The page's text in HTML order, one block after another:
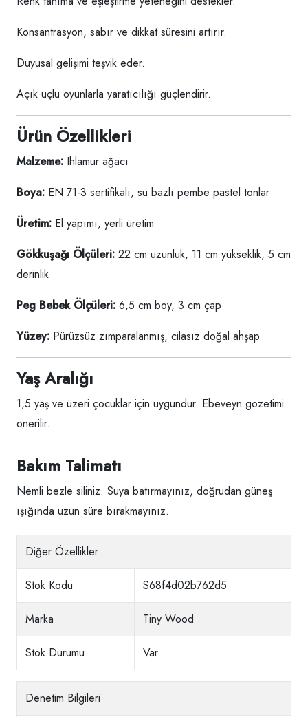
Konsantrasyon, sabır ve dikkat süresini artırır.
Duyusal gelişimi teşvik eder.
Açık uçlu oyunlarla yaratıcılığı güçlendirir.
Ürün Özellikleri
Malzeme: Ihlamur ağacı
Boya: EN 71-3 sertifikalı, su bazlı pembe pastel tonlar
Üretim: El yapımı, yerli üretim
Gökkuşağı Ölçüleri: 22 cm uzunluk, 11 cm yükseklik, 5 cm
derinlik
Peg Bebek Ölçüleri: 6,5 cm boy, 3 cm çap
Yüzey: Pürüzsüz zımparalanmış, cilasız doğal ahşap
Yaş Aralığı
1,5 yaş ve üzeri çocuklar için uygundur. Ebeveyn gözetimi
önerilir.
Bakım Talimatı
Nemli bezle siliniz. Suya batırmayınız, doğrudan güneş
ışığında uzun süre bırakmayınız.
Diğer Özellikler
Stok Kodu S68f4d02b762d5
Marka Tiny Wood
Stok Durumu Var
Denetim Bilgileri